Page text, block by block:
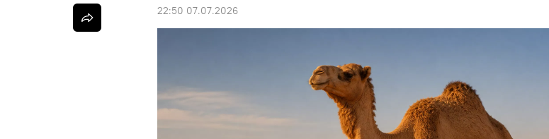
22:50 07.07.2026